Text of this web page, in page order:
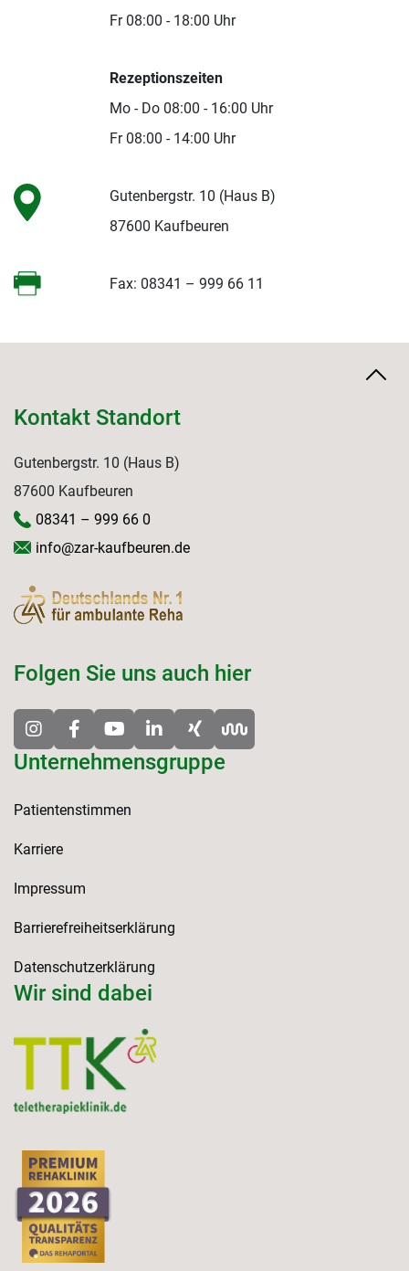
Fr 08:00 - 18:00 Uhr
Rezeptionszeiten
Mo - Do 08:00 - 16:00 Uhr
Fr 08:00 - 14:00 Uhr
Gutenbergstr. 10 (Haus B)
87600 Kaufbeuren
Fax: 08341 – 999 66 11
Unternehmensgruppe
Patientenstimmen
Karriere
Impressum
Barrierefreiheitserklärung
Datenschutzerklärung
Kontakt Standort
Gutenbergstr. 10 (Haus B)
87600 Kaufbeuren
08341 – 999 66 0
info@zar-kaufbeuren.de
Folgen Sie uns auch hier
Wir sind dabei